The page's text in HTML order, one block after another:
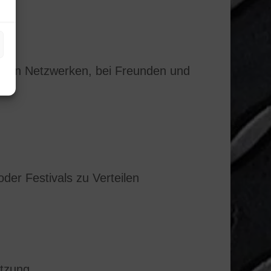
Netzwerken, bei Freunden und
Festivals zu Verteilen